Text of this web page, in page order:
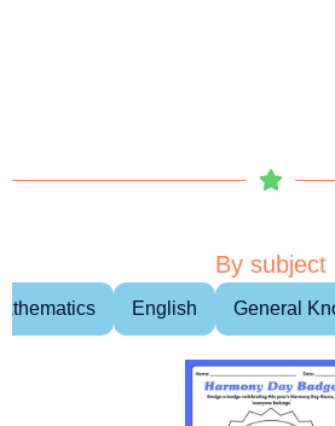
By subject
English General